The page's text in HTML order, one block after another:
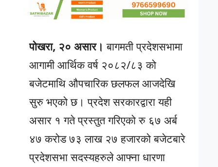
पोखरा, २० असार। बागमती प्रदेशसभामा
आगामी आर्थिक वर्ष २०८२/८३ को
बजेटमाथि औपचारिक छलफल आजदेखि
सुरु भएको छ। प्रदेश सरकारद्वारा यही
असार १ गते प्रस्तुत गरिएको रु ६७ अर्ब
४७ करोड ७३ लाख २७ हजारको बजेटबारे
प्रदेशसभा सदस्यहरुले आफ्ना धारणा